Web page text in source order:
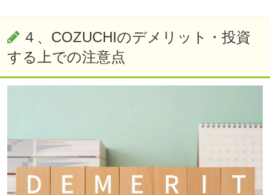
４、COZUCHIのデメリット・投資
する上での注意点